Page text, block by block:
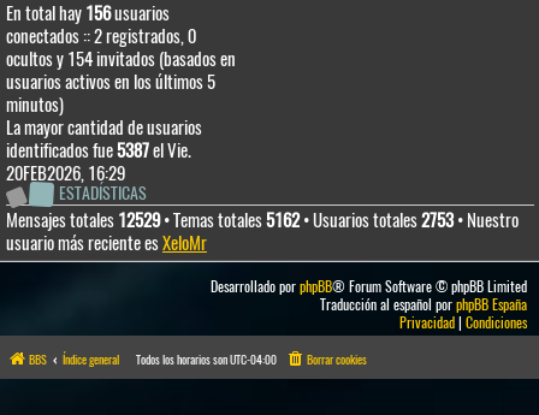
En total hay 156usuarios
conectados :: 2 registrados, 0
ocultos y 154 invitados (basados en
usuarios activos en los últimos 5
minutos)
La mayor cantidad de usuarios
identificados fue5387el Vie.
20FEB2026, 16:29
ESTADÍSTICAS
Mensajes totales 12529• Temas totales5162• Usuarios totales2753• Nuestro
usuario más reciente esXeloMr
Desarrollado porphpBB® Forum Software © phpBB Limited
Traducción al español porphpBB España
Privacidad| Condiciones
BBS Índice general Todos los horarios sonUTC-04:00 Borrar cookies